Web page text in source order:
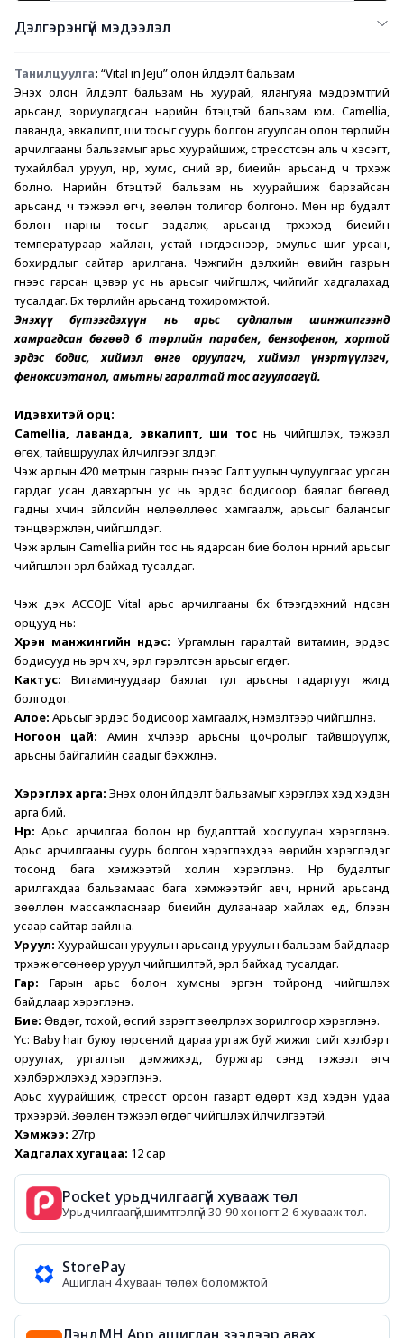
Дэлгэрэнгүй мэдээлэл
Танилцуулга: “Vital in Jeju” олон үйлдэлт бальзам
Энэхүү олон үйлдэлт бальзам нь хуурай, ялангуяа мэдрэмтгий
арьсанд зориулагдсан нарийн бүтэцтэй бальзам юм. Camellia,
лаванда, эвкалипт, ши тосыг суурь болгон агуулсан олон төрлийн
арчилгааны бальзамыг арьс хуурайшиж, стресстсэн аль ч хэсэгт,
тухайлбал уруул, нүүр, хумс, үсний үзүүр, биеийн арьсанд ч түрхэж
болно. Нарийн бүтэцтэй бальзам нь хуурайшиж барзайсан
арьсанд ч тэжээл өгч, зөөлөн толигор болгоно. Мөн нүүр будалт
болон нарны тосыг задалж, арьсанд түрхэхэд биеийн
температураар хайлан, устай нэгдэснээр, эмульс шиг урсан,
бохирдлыг сайтар арилгана. Чэжүгийн дэлхийн өвийн газрын
гүнээс гарсан цэвэр ус нь арьсыг чийгшүүлж, чийгийг хадгалахад
тусалдаг. Бүх төрлийн арьсанд тохиромжтой.
Энэхүү бүтээгдэхүүн нь арьс судлалын шинжилгээнд
хамрагдсан бөгөөд 6 төрлийн парабен, бензофенон, хортой
эрдэс бодис, хиймэл өнгө оруулагч, хиймэл үнэртүүлэгч,
феноксиэтанол, амьтны гаралтай тос агуулаагүй.
Идэвхитэй орц:
Camellia, лаванда, эвкалипт, ши тос нь чийгшүүлэх, тэжээл
өгөх, тайвшруулах үйлчилгээг үзүүлдэг.
Чэжү арлын 420 метрын газрын гүнээс Галт уулын чулуулгаас урсан
гардаг усан давхаргын ус нь эрдэс бодисоор баялаг бөгөөд
гадны хүчин зүйлсийн нөлөөллөөс хамгаалж, арьсыг балансыг
тэнцвэржүүлэн, чийгшүүлдэг.
Чэжү арлын Camellia үрийн тос нь ядарсан бие болон нүүрний арьсыг
чийгшүүлэн эрүүл байхад тусалдаг.
Чэжү дэх ACCOJE Vital арьс арчилгааны бүх бүтээгдэхүүний үндсэн
орцууд нь:
Хүрэн манжингийн үндэс: Ургамлын гаралтай витамин, эрдэс
бодисууд нь эрч хүч, эрүүл гэрэлтсэн арьсыг өгдөг.
Кактус: Витаминуудаар баялаг тул арьсны гадаргууг жигд
болгодог.
Алое: Арьсыг эрдэс бодисоор хамгаалж, нэмэлтээр чийгшүүлнэ.
Ногоон цай: Амин хүчлээр арьсны цочролыг тайвшруулж,
арьсны байгалийн саадыг бэхжүүлнэ.
Хэрэглэх арга: Энэхүү олон үйлдэлт бальзамыг хэрэглэх хэд хэдэн
арга бий.
Нүүр: Арьс арчилгаа болон нүүр будалттай хослуулан хэрэглэнэ.
Арьс арчилгааны суурь болгон хэрэглэхдээ өөрийн хэрэглэдэг
тосонд бага хэмжээтэй холин хэрэглэнэ. Нүүр будалтыг
арилгахдаа бальзамаас бага хэмжээтэйг авч, нүүрний арьсанд
зөөллөн массажласнаар биеийн дулаанаар хайлах үед, бүлээн
усаар сайтар зайлна.
Уруул: Хуурайшсан уруулын арьсанд уруулын бальзам байдлаар
түрхэж өгсөнөөр уруул чийгшилтэй, эрүүл байхад тусалдаг.
Гар: Гарын арьс болон хумсны эргэн тойронд чийгшүүлэх
байдлаар хэрэглэнэ.
Бие: Өвдөг, тохой, өсгий зэрэгт зөөлрүүлэх зорилгоор хэрэглэнэ.
Үс: Baby hair буюу төрсөний дараа ургаж буй жижиг үсийг хэлбэрт
оруулах, ургалтыг дэмжихэд, буржгар үсэнд тэжээл өгч
хэлбэржүүлэхэд хэрэглэнэ.
Арьс хуурайшиж, стресст орсон газарт өдөрт хэд хэдэн удаа
түрхээрэй. Зөөлөн тэжээл өгдөг чийгшүүлэх үйлчилгээтэй.
Хэмжээ: 27гр
Хадгалах хугацаа: 12 сар
Pocket урьдчилгаагүй хувааж төл
Урьдчилгаагүй,шимтгэлгүй 30-90 хоногт 2-6 хувааж төл.
StorePay
Ашиглан 4 хуваан төлөх боломжтой